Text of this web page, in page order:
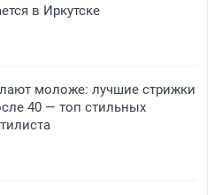
в Иркутске
моложе: лучшие стрижки
40 — топ стильных